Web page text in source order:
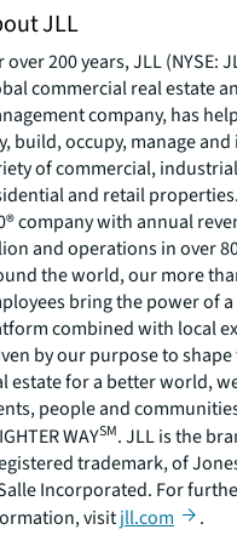
JLL
over 200 years, JLL (NYSE:
commercial real estate
company, has
build, occupy, manage and
of commercial,
and retail
company with annual
and operations in over
the world, our more
bring the power of
combined with local
by our purpose to
estate for a better world,
people and communities
WAYSM. JLL is the
trademark, of
Incorporated. For
visitjll.com .